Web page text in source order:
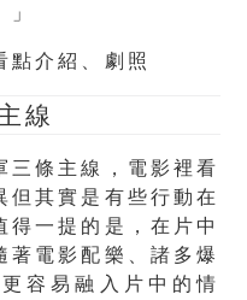
點介紹、劇照
線
三條主線，電影裡看
但其實是有些行動在
得一提的是，在片中
著電影配樂、諸多爆
容易融入片中的情